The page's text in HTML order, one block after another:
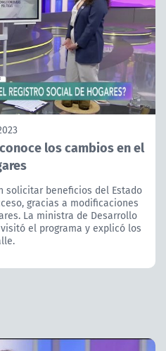
los cambios en el
solicitar beneficios del Estado
gracias a modificaciones
La ministra de Desarrollo
el programa y explicó los